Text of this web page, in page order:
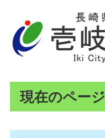
現在のページ